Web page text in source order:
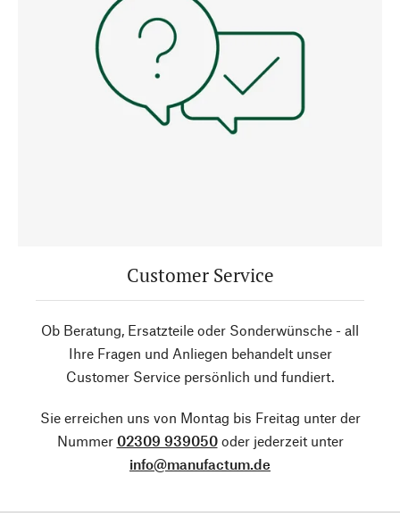
Customer Service
Ob Beratung, Ersatzteile oder Sonderwünsche - all
Ihre Fragen und Anliegen behandelt unser
Customer Service persönlich und fundiert.
Sie erreichen uns von Montag bis Freitag unter der
Nummer 02309 939050oder jederzeit unter
info@manufactum.de